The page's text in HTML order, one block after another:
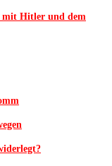
mit Hitler und dem